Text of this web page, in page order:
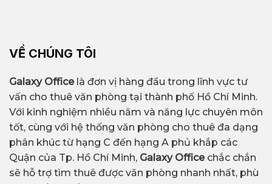
VỀ CHÚNG TÔI
Galaxy Officelà đơn vị hàng đầu trong lĩnh vực tư
vấn cho thuê văn phòng tại thành phố Hồ Chí Minh.
Với kinh nghiệm nhiều năm và năng lực chuyên môn
tốt, cùng với hệ thống văn phòng cho thuê đa dạng
phân khúc từ hạng C đến hạng A phủ khắp các
Quận của Tp. Hồ Chí Minh, Galaxy Office chắc chắn
sẽ hỗ trợ tìm thuê được văn phòng nhanh nhất, phù